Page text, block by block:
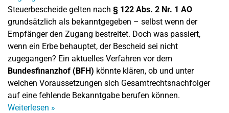
Steuerbescheide gelten nach § 122 Abs. 2 Nr. 1 AO
grundsätzlich als bekanntgegeben – selbst wenn der
Empfänger den Zugang bestreitet. Doch was passiert,
wenn ein Erbe behauptet, der Bescheid sei nicht
zugegangen? Ein aktuelles Verfahren vor dem
Bundesfinanzhof (BFH) könnte klären, ob und unter
welchen Voraussetzungen sich Gesamtrechtsnachfolger
auf eine fehlende Bekanntgabe berufen können.
Weiterlesen »